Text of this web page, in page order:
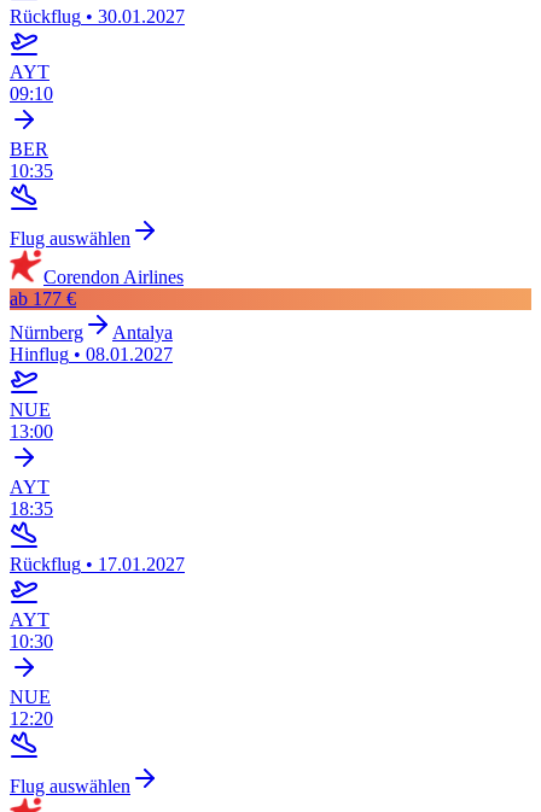
Rückflug • 30.01.2027
AYT
09:10
BER
10:35
Flug auswählen
Corendon Airlines
ab 177 €
Nürnberg
Antalya
Hinflug • 08.01.2027
NUE
13:00
AYT
18:35
Rückflug • 17.01.2027
AYT
10:30
NUE
12:20
Flug auswählen